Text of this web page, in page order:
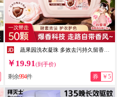
￥19.91(到手价)
剩余994件 券 ￥5